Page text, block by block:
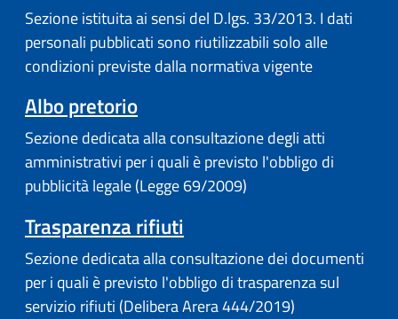
Sezione istituita ai sensi del D.lgs. 33/2013. I dati
personali pubblicati sono riutilizzabili solo alle
condizioni previste dalla normativa vigente
Albo pretorio
Sezione dedicata alla consultazione degli atti
amministrativi per i quali è previsto l'obbligo di
pubblicità legale (Legge 69/2009)
Trasparenza rifiuti
Sezione dedicata alla consultazione dei documenti
per i quali è previsto l'obbligo di trasparenza sul
servizio rifiuti (Delibera Arera 444/2019)